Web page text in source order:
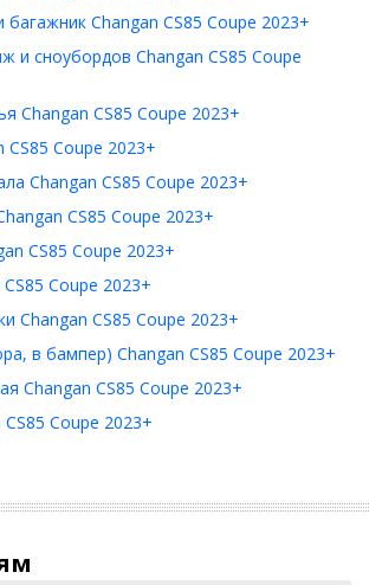
багажник Changan CS85 Coupe 2023+
и сноубордов Changan CS85 Coupe
Changan CS85 Coupe 2023+
CS85 Coupe 2023+
Changan CS85 Coupe 2023+
CS85 Coupe 2023+
CS85 Coupe 2023+
Coupe 2023+
Changan CS85 Coupe 2023+
в бампер) Changan CS85 Coupe 2023+
Changan CS85 Coupe 2023+
Coupe 2023+